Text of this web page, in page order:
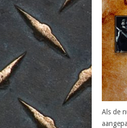
Als de